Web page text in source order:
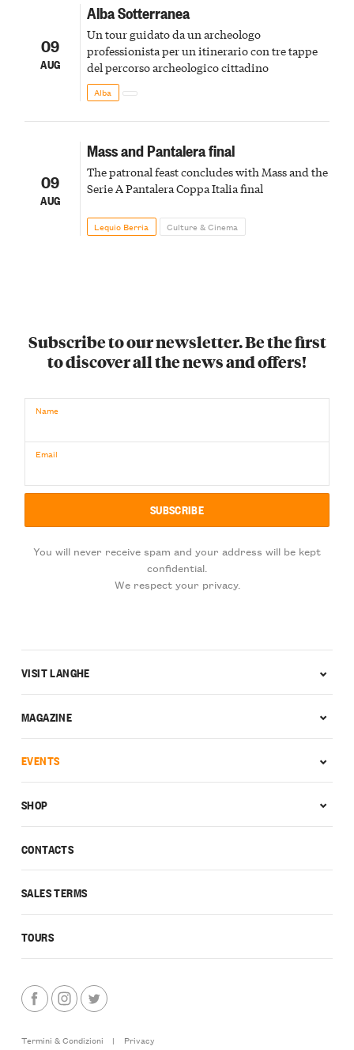
09
AUG
Alba Sotterranea
Un tour guidato da un archeologo
professionista per un itinerario con tre tappe
del percorso archeologico cittadino
Alba
09
AUG
Mass and Pantalera final
The patronal feast concludes with Mass and the
Serie A Pantalera Coppa Italia final
Lequio Berria Culture & Cinema
Subscribe to our newsletter. Be the first
to discover all the news and offers!
Name
Email
You will never receive spam and your address will be kept
confidential.
We respect your privacy.
CONTACTS
SALES TERMS
TOURS
VISIT LANGHE
MAGAZINE
EVENTS
SHOP
Termini & Condizioni | Privacy